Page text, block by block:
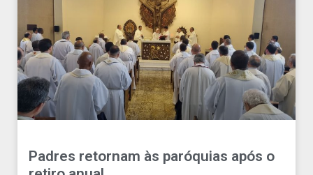
Padres retornam às paróquias após o